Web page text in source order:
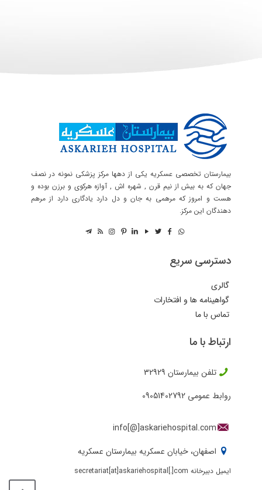
بیمارستان تخصصی عسکریه یکی از دهها مرکز پزشکی نمونه در نصف
جهان که به بیش از نیم قرن , شهره اش , آوازه هرکوی و برزن بوده و
هست و امروز که مرهمی به جان و دل دارد یادگاری دارد از مرهم
دهندگان این مرکز.
دسترسی سریع
گالری
گواهینامه ها و افتخارات
تماس با ما
ارتباط با ما
تلفن بیمارستان 32929
روابط عمومی 09051402792
info[@]askariehospital.com
اصفهان، خیابان عسکریه بیمارستان عسکریه
ایمیل دبیرخانه secretariat[at]askariehospital[.]com